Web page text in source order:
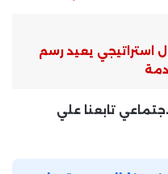
استراتيجي يعيد رسم
تابعنا علي